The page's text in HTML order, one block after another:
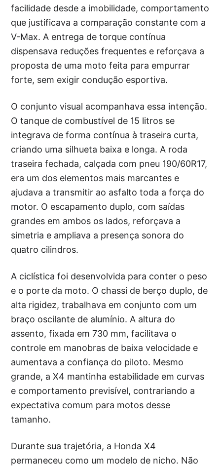
facilidade desde a imobilidade, comportamento
que justificava a comparação constante com a
V-Max. A entrega de torque contínua
dispensava reduções frequentes e reforçava a
proposta de uma moto feita para empurrar
forte, sem exigir condução esportiva.
O conjunto visual acompanhava essa intenção.
O tanque de combustível de 15 litros se
integrava de forma contínua à traseira curta,
criando uma silhueta baixa e longa. A roda
traseira fechada, calçada com pneu 190/60R17,
era um dos elementos mais marcantes e
ajudava a transmitir ao asfalto toda a força do
motor. O escapamento duplo, com saídas
grandes em ambos os lados, reforçava a
simetria e ampliava a presença sonora do
quatro cilindros.
A ciclística foi desenvolvida para conter o peso
e o porte da moto. O chassi de berço duplo, de
alta rigidez, trabalhava em conjunto com um
braço oscilante de alumínio. A altura do
assento, fixada em 730 mm, facilitava o
controle em manobras de baixa velocidade e
aumentava a confiança do piloto. Mesmo
grande, a X4 mantinha estabilidade em curvas
e comportamento previsível, contrariando a
expectativa comum para motos desse
tamanho.
Durante sua trajetória, a Honda X4
permaneceu como um modelo de nicho. Não